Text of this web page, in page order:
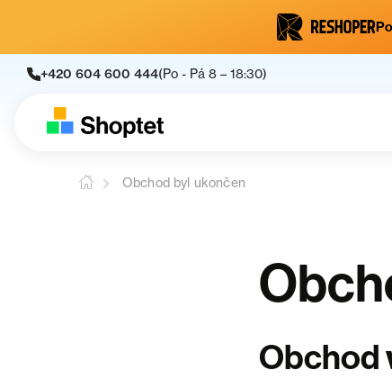
+420 604 600 444(Po - Pá 8 – 18:30)
Obchod byl ukončen
Obchod